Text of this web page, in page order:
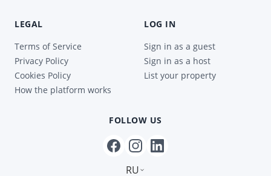
LEGAL
Terms of Service
Privacy Policy
Cookies Policy
How the platform works
LOG IN
Sign in as a guest
Sign in as a host
List your property
FOLLOW US
RU